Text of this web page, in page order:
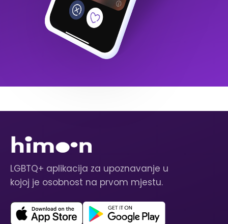
LGBTQ+ aplikacija za upoznavanje u
kojoj je osobnost na prvom mjestu.